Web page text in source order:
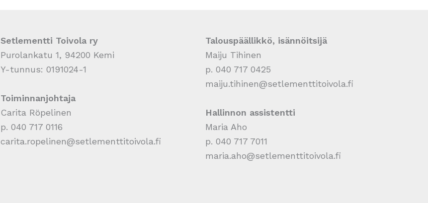
Setlementti Toivola ry
Purolankatu 1, 94200 Kemi
Y-tunnus: 0191024-1
Toiminnanjohtaja
Carita Röpelinen
p. 040 717 0116
carita.ropelinen@setlementtitoivola.fi
Talouspäällikkö, isännöitsijä
Maiju Tihinen
p. 040 717 0425
maiju.tihinen@setlementtitoivola.fi
Hallinnon assistentti
Maria Aho
p. 040 717 7011
maria.aho@setlementtitoivola.fi